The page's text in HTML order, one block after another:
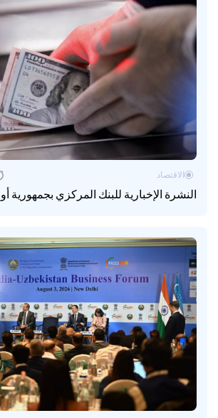
النشرة الإخبارية للبنك المركزي بجمهورية
الاقتصاد